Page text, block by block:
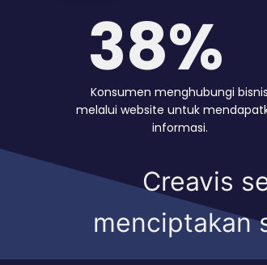
57%
Konsumen menghubungi bisnis
melalui website untuk
informasi.
Creavis
menciptakan